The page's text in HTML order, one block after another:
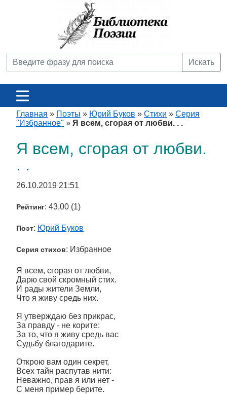
Искать
Главная » Поэты » Юрий Буков » Стихи » Серия
"Избранное" » Я всем, сгорая от любви. . .
Я всем, сгорая от любви.
. .
26.10.2019 21:51
Рейтинг: 43,00 (1)
Поэт: Юрий Буков
Серия стихов: Избранное
Я всем, сгорая от любви,
Дарю свой скромный стих.
И рады жители Земли,
Что я живу средь них.
Я утверждаю без прикрас,
За правду - не корите:
За то, что я живу средь вас
Судьбу благодарите.
Открою вам один секрет,
Всех тайн распутав нити:
Неважно, прав я или нет -
С меня пример берите.